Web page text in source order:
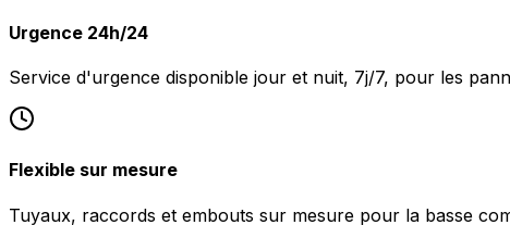
Urgence 24h/24
Service d'urgence disponible jour et nuit, 7j/7, pour les
Flexible sur mesure
Tuyaux, raccords et embouts sur mesure pour la basse